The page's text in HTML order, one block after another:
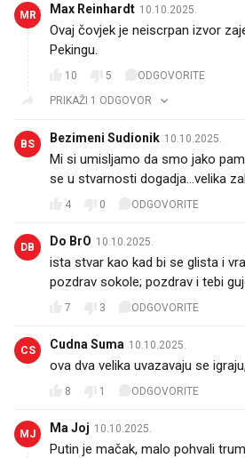
MR Max Reinhardt 10.10.2025.
Ovaj čovjek je neiscrpan izvor
Pekingu.
10 5
ODGOVORITE
PRIKAŽI 1 ODGOVOR
BS Bezimeni Sudionik 10.10.2025.
Mi si umisljamo da smo jako
se u stvarnosti dogadja...velika
4 0 ODGOVORITE
DB Do BrO 10.10.2025.
ista stvar kao kad bi se glista i
pozdrav sokole; pozdrav i tebi
7 3 ODGOVORITE
CS Cudna Suma 10.10.2025.
ova dva velika uvazavaju se
8 1 ODGOVORITE
MJ Ma Joj 10.10.2025.
Putin je mačak, malo pohvali